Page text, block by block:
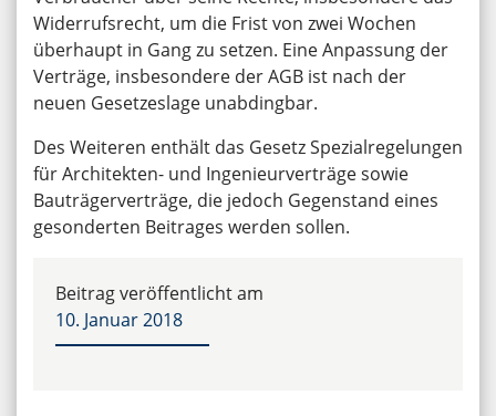
Widerrufsrecht, um die Frist von zwei Wochen
überhaupt in Gang zu setzen. Eine Anpassung der
Verträge, insbesondere der AGB ist nach der
neuen Gesetzeslage unabdingbar.
Des Weiteren enthält das Gesetz Spezialregelungen
für Architekten- und Ingenieurverträge sowie
Bauträgerverträge, die jedoch Gegenstand eines
gesonderten Beitrages werden sollen.
Beitrag veröffentlicht am
10. Januar 2018